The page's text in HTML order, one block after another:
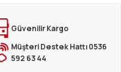
Türkiye hizmetlerine
buz makinelerin
göz önünde
Güvenilir Kargo
Müşteri Destek Hattı 0536
592 63 44